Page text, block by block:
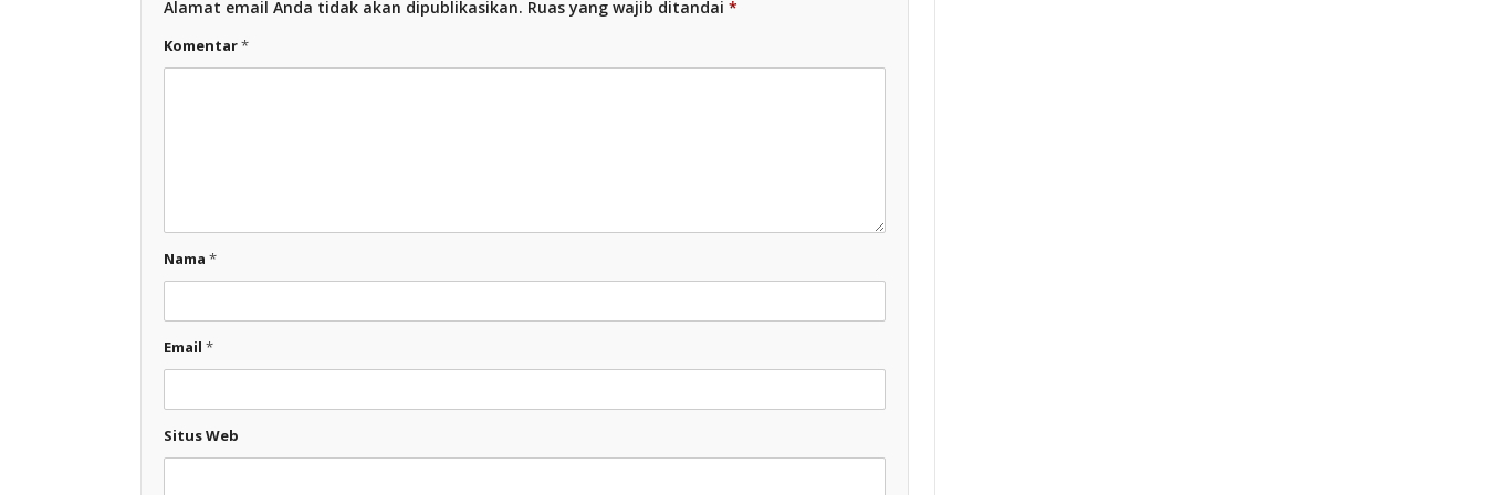
Alamat email Anda tidak akan dipublikasikan. Ruas yang wajib ditandai *
Komentar*
Nama *
Email *
Situs Web